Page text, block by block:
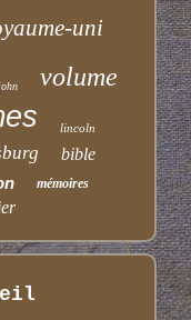
uni
volume
lincoln
bible
mémoires